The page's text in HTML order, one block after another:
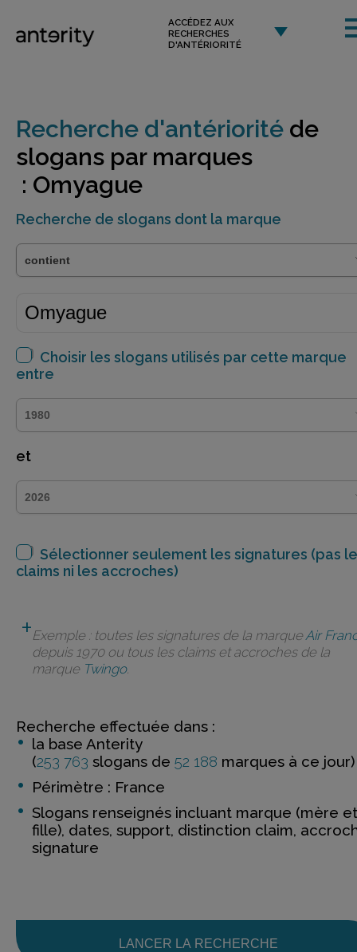
ACCÉDEZ AUX
RECHERCHES
D'ANTÉRIORITÉ
Recherche d'antériorité de
slogans par marques
: Omyague
Recherche de slogans dont la marque
Choisir les slogans utilisés par cette marque
entre
et
Sélectionner seulement les signatures (pas
claims ni les accroches)
Exemple : toutes les signatures de la marqueAir
depuis 1970 ou tous les claims et accroches de la
marque Twingo.
Recherche effectuée dans :
la base Anterity
(253 763 slogans de 52 188 marques à ce jour)
Périmètre : France
Slogans renseignés incluant marque (mère et
fille), dates, support, distinction claim,
signature
LANCER LA RECHERCHE